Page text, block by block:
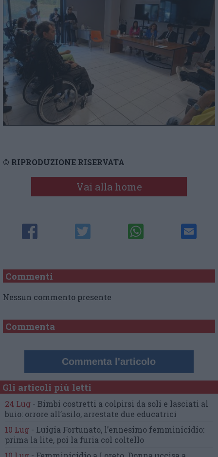
© RIPRODUZIONE RISERVATA
Vai alla home
Commenti
Nessun commento presente
Commenta
Commenta l'articolo
Gli articoli più letti
24 Lug - Bimbi costretti a colpirsi da soli e lasciati al
buio: orrore all’asilo, arrestate due educatrici
10 Lug - Luigia Fortunato, l’ennesimo femminicidio:
prima la lite, poi la furia col coltello